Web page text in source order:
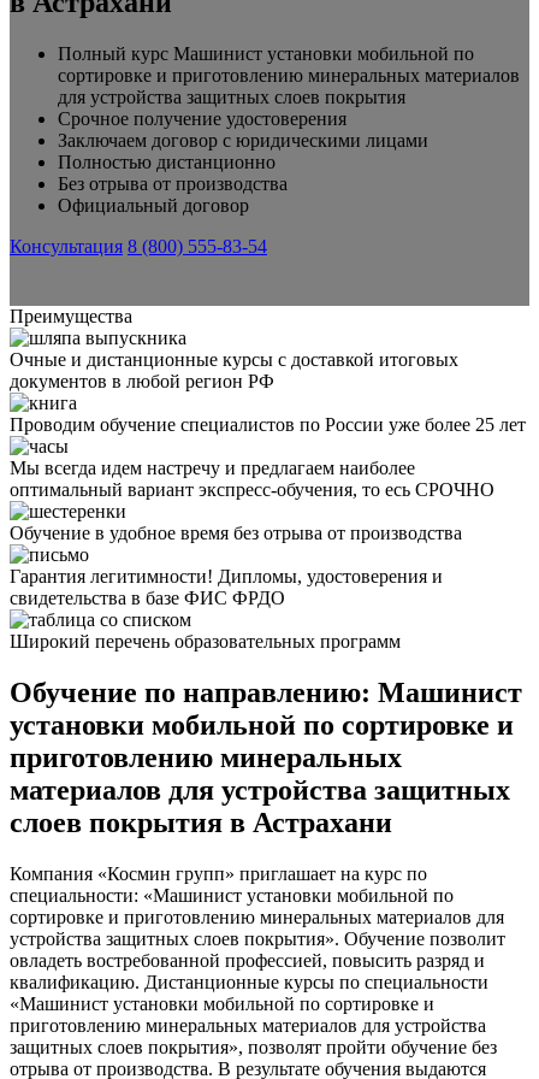
Полный курс Машинист установки мобильной по
сортировке и приготовлению минеральных материалов
для устройства защитных слоев покрытия
Срочное получение удостоверения
Заключаем договор с юридическими лицами
Полностью дистанционно
Без отрыва от производства
Официальный договор
Консультация 8 (800) 555-83-54
Преимущества
Очные и дистанционные курсы с доставкой итоговых
документов в любой регион РФ
Проводим обучение специалистов по России уже более 25 лет
Мы всегда идем настречу и предлагаем наиболее
оптимальный вариант экспресс-обучения, то есь СРОЧНО
Обучение в удобное время без отрыва от производства
Гарантия легитимности! Дипломы, удостоверения и
свидетельства в базе ФИС ФРДО
Широкий перечень образовательных программ
Обучение по направлению: Машинист
установки мобильной по сортировке и
приготовлению минеральных
материалов для устройства защитных
слоев покрытия в Астрахани
Компания «Космин групп» приглашает на курс по
специальности: «Машинист установки мобильной по
сортировке и приготовлению минеральных материалов для
устройства защитных слоев покрытия». Обучение позволит
овладеть востребованной профессией, повысить разряд и
квалификацию. Дистанционные курсы по специальности
«Машинист установки мобильной по сортировке и
приготовлению минеральных материалов для устройства
защитных слоев покрытия», позволят пройти обучение без
отрыва от производства. В результате обучения выдаются